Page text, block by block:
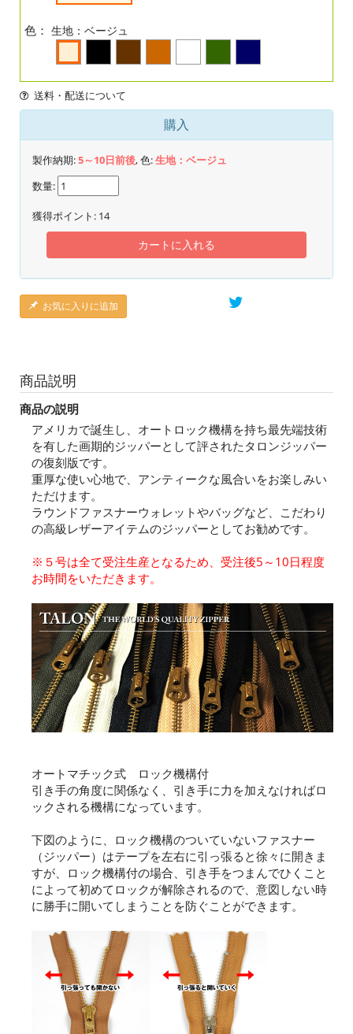
色： 生地：ベージュ
送料・配送について
購入
製作納期:5～10日前後, 色:生地：ベージュ
数量:
獲得ポイント: 14
カートに入れる
お気に入りに追加
商品説明
商品の説明
アメリカで誕生し、オートロック機構を持ち最先端技術
を有した画期的ジッパーとして評されたタロンジッパー
の復刻版です。
重厚な使い心地で、アンティークな風合いをお楽しみい
ただけます。
ラウンドファスナーウォレットやバッグなど、こだわり
の高級レザーアイテムのジッパーとしてお勧めです。
※５号は全て受注生産となるため、受注後5～10日程度
お時間をいただきます。
オートマチック式 ロック機構付
引き手の角度に関係なく、引き手に力を加えなければロ
ックされる機構になっています。
下図のように、ロック機構のついていないファスナー
（ジッパー）はテープを左右に引っ張ると徐々に開きま
すが、ロック機構付の場合、引き手をつまんでひくこと
によって初めてロックが解除されるので、意図しない時
に勝手に開いてしまうことを防ぐことができます。